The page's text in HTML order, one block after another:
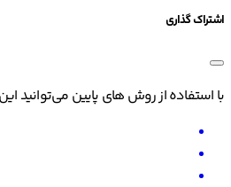
اشتراک گذاری
با استفاده از روش های پایین می‌توانید